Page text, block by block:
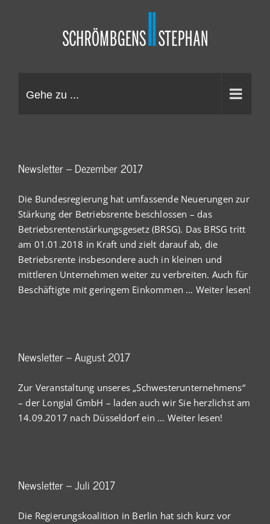
Gehe zu ...
Newsletter – Dezember 2017
Die Bundesregierung hat umfassende Neuerungen zur
Stärkung der Betriebsrente beschlossen – das
Betriebsrentenstärkungsgesetz (BRSG). Das BRSG tritt
am 01.01.2018 in Kraft und zielt darauf ab, die
Betriebsrente insbesondere auch in kleinen und
mittleren Unternehmen weiter zu verbreiten. Auch für
Beschäftigte mit geringem Einkommen … Weiter lesen!
Newsletter – August 2017
Zur Veranstaltung unseres „Schwesterunternehmens“
– der Longial GmbH – laden auch wir Sie herzlichst am
14.09.2017 nach Düsseldorf ein … Weiter lesen!
Newsletter – Juli 2017
Die Regierungskoalition in Berlin hat sich kurz vor